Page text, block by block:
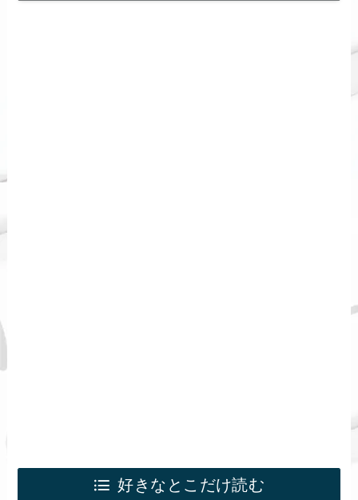
好きなとこだけ読む